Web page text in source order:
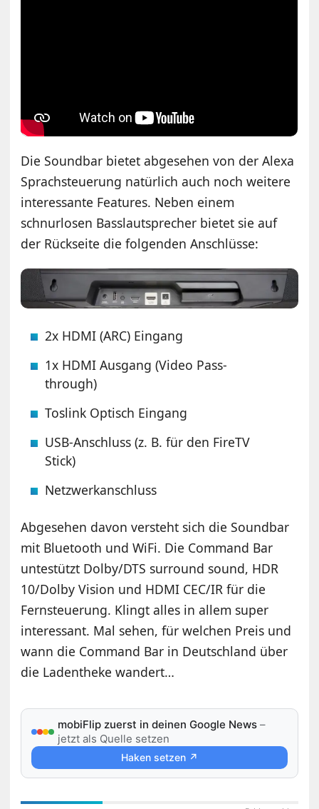
Die Soundbar bietet abgesehen von der Alexa
Sprachsteuerung natürlich auch noch weitere
interessante Features. Neben einem
schnurlosen Basslautsprecher bietet sie auf
der Rückseite die folgenden Anschlüsse:
2x HDMI (ARC) Eingang
1x HDMI Ausgang (Video Pass-
through)
Toslink Optisch Eingang
USB-Anschluss (z. B. für den FireTV
Stick)
Netzwerkanschluss
Abgesehen davon versteht sich die Soundbar
mit Bluetooth und WiFi. Die Command Bar
untestützt Dolby/DTS surround sound, HDR
10/Dolby Vision und HDMI CEC/IR für die
Fernsteuerung. Klingt alles in allem super
interessant. Mal sehen, für welchen Preis und
wann die Command Bar in Deutschland über
die Ladentheke wandert…
mobiFlip zuerst in deinen Google News –
jetzt als Quelle setzen
Haken setzen ↗